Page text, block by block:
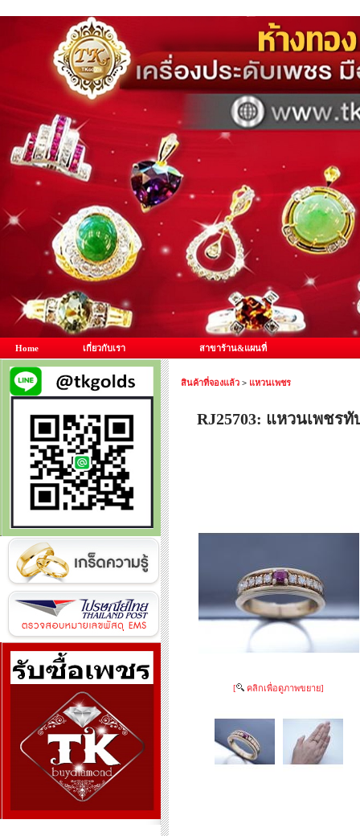
Home เกี่ยวกับเรา สาขาร้าน&แผนที่
สินค้าที่จองแล้ว > แหวนเพชร
RJ25703: แหวนเพชร
[ คลิกเพื่อดูภาพขยาย]